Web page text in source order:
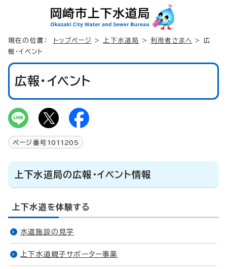
現在の位置： トップページ > 上下水道局 > 利用者さまへ > 広
報・イベント
広報・イベント
ページ番号 1011205
上下水道局の広報・イベント情報
上下水道を体験する
水道施設の見学
上下水道親子サポーター事業